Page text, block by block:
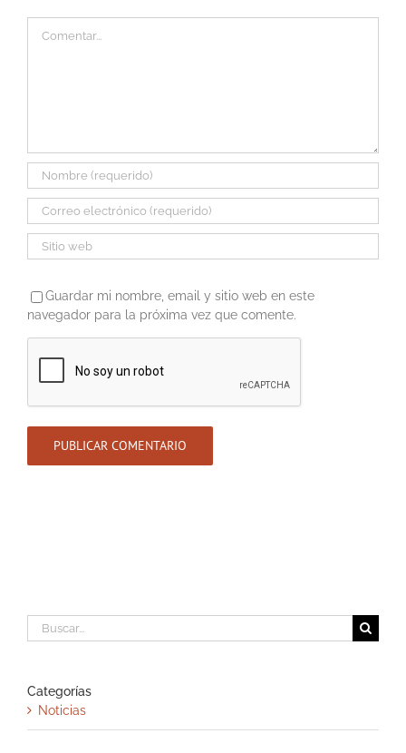
Guardar mi nombre, email y sitio web en este
navegador para la próxima vez que comente.
Buscar:
Categorías
Noticias